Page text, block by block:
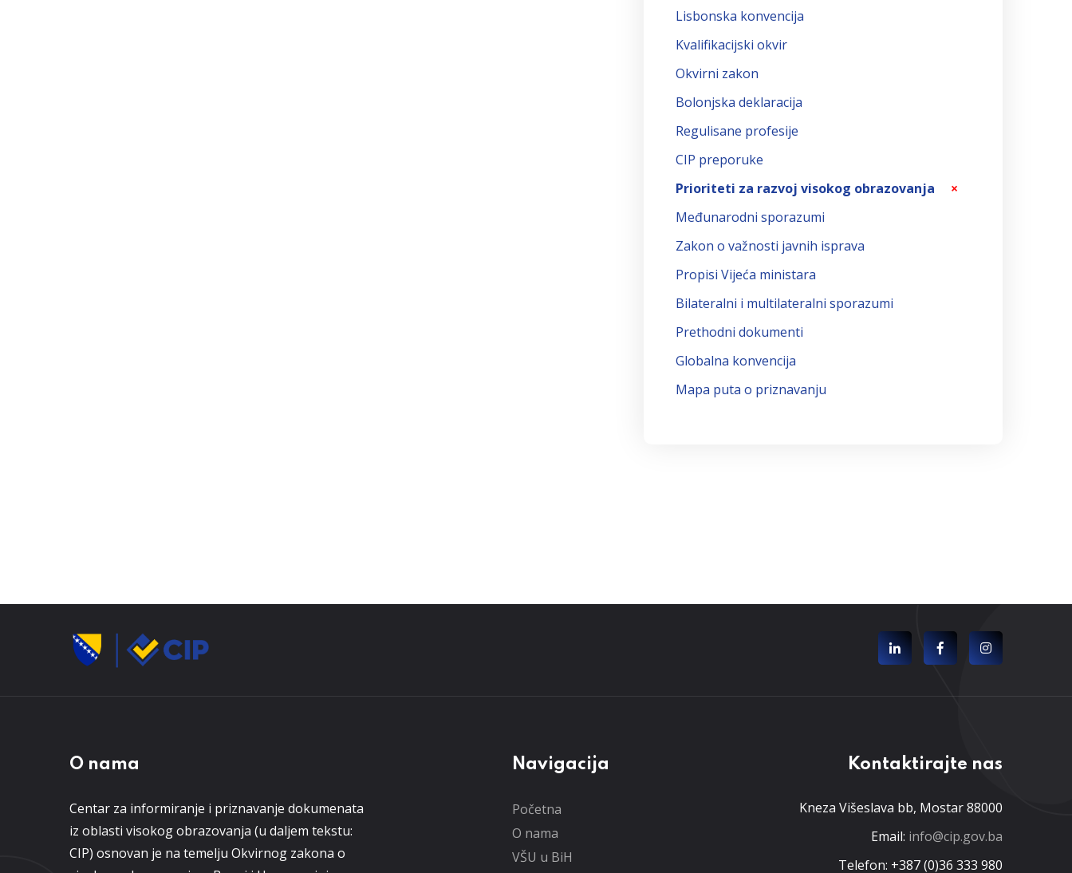
Lisbonska konvencija
Kvalifikacijski okvir
Okvirni zakon
Bolonjska deklaracija
Regulisane profesije
CIP preporuke
Prioriteti za razvoj visokog obrazovanja
×
Međunarodni sporazumi
Zakon o važnosti javnih isprava
Propisi Vijeća ministara
Bilateralni i multilateralni sporazumi
Prethodni dokumenti
Globalna konvencija
Mapa puta o priznavanju
O nama
Centar za informiranje i priznavanje dokumenata
iz oblasti visokog obrazovanja (u daljem tekstu:
CIP) osnovan je na temelju Okvirnog zakona o
Navigacija
Početna
O nama
VŠU u BiH
Kontaktirajte nas
Kneza Višeslava bb, Mostar 88000
Email: info@cip.gov.ba
Telefon: +387 (0)36 333 980